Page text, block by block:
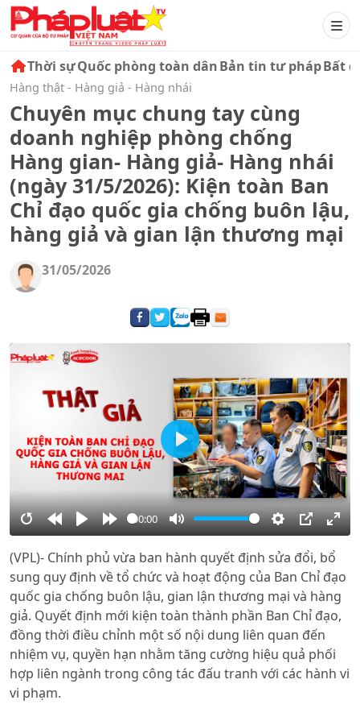
Thời sựQuốc phòng toàn dânBản tin tư phápBất
Hàng thật - Hàng giả - Hàng nhái
Chuyên mục chung tay cùng
doanh nghiệp phòng chống
Hàng gian- Hàng giả- Hàng nhái
(ngày 31/5/2026): Kiện toàn Ban
Chỉ đạo quốc gia chống buôn lậu,
hàng giả và gian lận thương mại
31/05/2026
RestartRewind
10s
PlayForward
10s
00:00
Mute Settings
PIP
Play
(VPL)- Chính phủ vừa ban hành quyết định sửa đổi, bổ
sung quy định về tổ chức và hoạt động của Ban Chỉ đạo
quốc gia chống buôn lậu, gian lận thương mại và hàng
giả. Quyết định mới kiện toàn thành phần Ban Chỉ đạo,
đồng thời điều chỉnh một số nội dung liên quan đến
nhiệm vụ, quyền hạn nhằm tăng cường hiệu quả phối
hợp liên ngành trong công tác đấu tranh với các hành vi
vi phạm.